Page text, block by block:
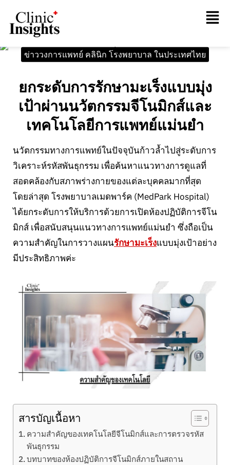
ข่าววงการแพทย์ คลินิก โรงพยาบาล ในประเทศไทย
ยกระดับการรักษามะเร็งแบบมุ่ง
เป้าผ่านนวัตกรรมจีโนมิกส์และ
เทคโนโลยีการแพทย์แม่นยำ
นวัตกรรมทางการแพทย์ในปัจจุบันก้าวล้ำไปสู่ระดับการ
วิเคราะห์รหัสพันธุกรรม เพื่อค้นหาแนวทางการดูแลที่
สอดคล้องกับสภาพร่างกายของแต่ละบุคคลมากที่สุด
โดยล่าสุด โรงพยาบาลเมดพาร์ค (MedPark Hospital)
ได้ยกระดับการให้บริการด้วยการเปิดห้องปฏิบัติการจีโน
มิกส์ เพื่อสนับสนุนแนวทางการแพทย์แม่นยำ ซึ่งถือเป็น
ความสำคัญในการวางแผนรักษามะเร็งแบบมุ่งเป้าอย่าง
มีประสิทธิภาพค่ะ
สารบัญเนื้อหา
ความสำคัญของเทคโนโลยีจีโนมิกส์และการตรวจรหัส
พันธุกรรม
บทบาทของห้องปฏิบัติการจีโนมิกส์ภายในสถาน